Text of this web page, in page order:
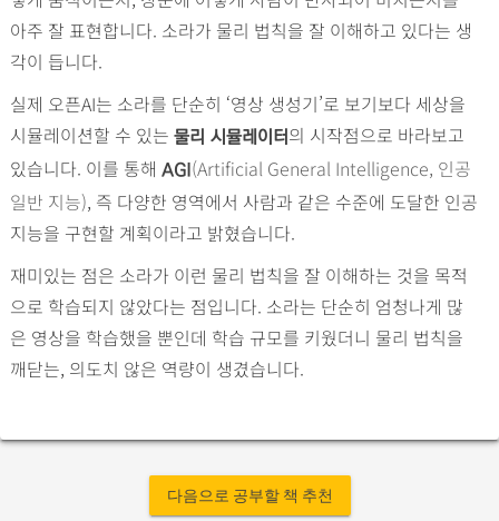
아주 잘 표현합니다. 소라가 물리 법칙을 잘 이해하고 있다는 생
각이 듭니다.
실제 오픈AI는 소라를 단순히 ‘영상 생성기’로 보기보다 세상을
시뮬레이션할 수 있는 물리 시뮬레이터 의 시작점으로 바라보고
있습니다. 이를 통해 AGI (Artificial General Intelligence, 인공
일반 지능), 즉 다양한 영역에서 사람과 같은 수준에 도달한 인공
지능을 구현할 계획이라고 밝혔습니다.
재미있는 점은 소라가 이런 물리 법칙을 잘 이해하는 것을 목적
으로 학습되지 않았다는 점입니다. 소라는 단순히 엄청나게 많
은 영상을 학습했을 뿐인데 학습 규모를 키웠더니 물리 법칙을
깨닫는, 의도치 않은 역량이 생겼습니다.
다음으로 공부할 책 추천